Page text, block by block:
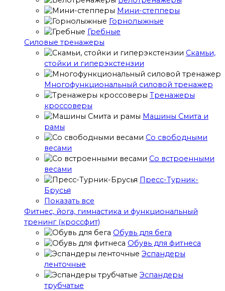
Мини-степперы
Горнолыжные
Гребные
Cиловые тренажеры
Скамьи,
стойки и гиперэкстензии
Многофункциональный силовой тренажер
Тренажеры
кроссоверы
Машины Смита и
рамы
Со свободными
весами
Со встроенными
весами
Пресс-Турник-
Брусья
Показать все
Фитнес, йога, гимнастика и функциональный
тренинг (кроссфит)
Обувь для бега
Обувь для фитнеса
Эспандеры
ленточные
Эспандеры
трубчатые